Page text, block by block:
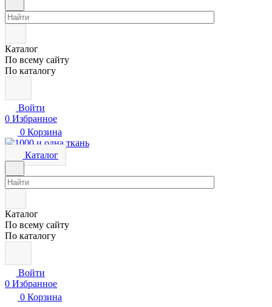
Каталог
По всему сайту
По каталогу
Войти
0 Избранное
0 Корзина
Каталог
Каталог
По всему сайту
По каталогу
Войти
0 Избранное
0 Корзина